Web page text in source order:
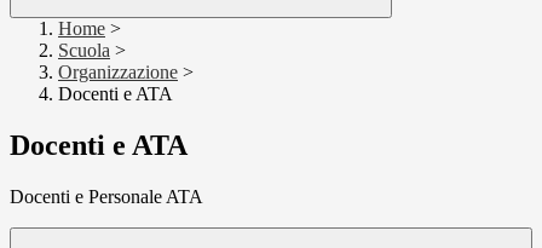
Home >
Scuola >
Organizzazione >
Docenti e ATA
Docenti e ATA
Docenti e Personale ATA